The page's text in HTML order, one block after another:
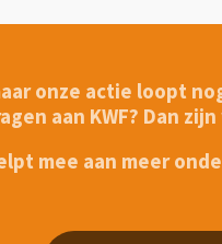
onze actie loopt
aan KWF? Dan
mee aan meer